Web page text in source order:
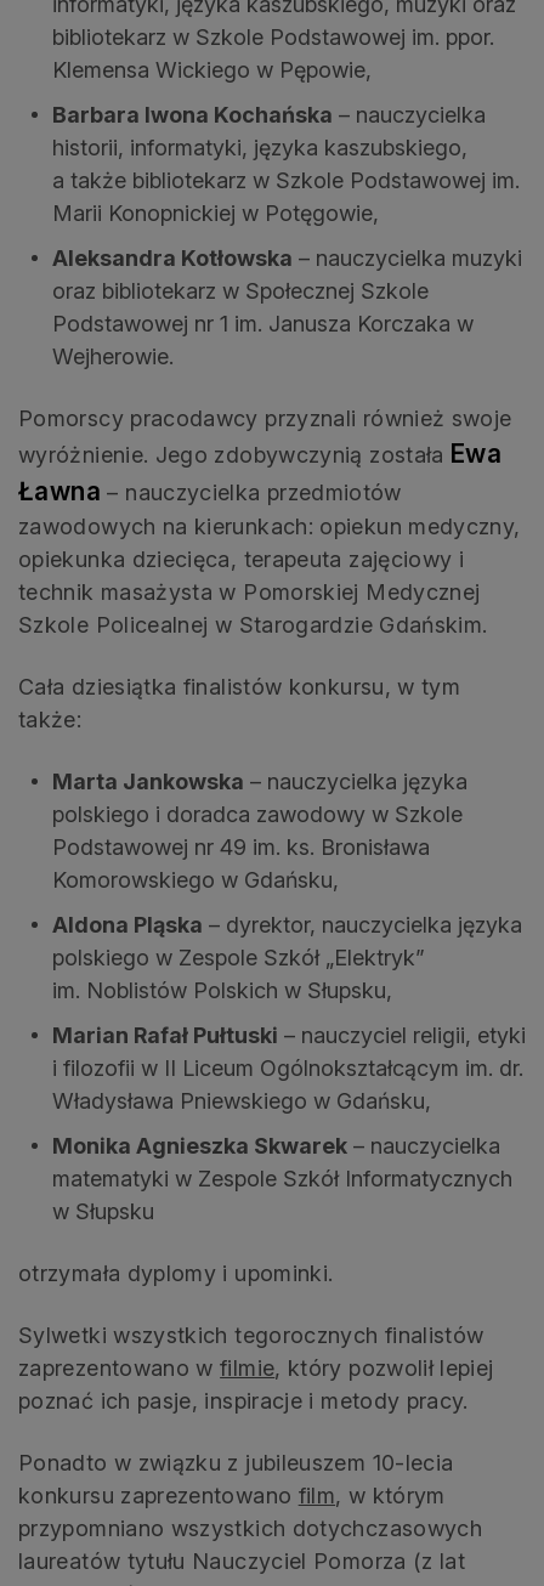
bibliotekarz w Szkole Podstawowej im. ppor.
Klemensa Wickiego w Pępowie,
Barbara Iwona Kochańska – nauczycielka
historii, informatyki, języka kaszubskiego,
a także bibliotekarz w Szkole Podstawowej im.
Marii Konopnickiej w Potęgowie,
Aleksandra Kotłowska – nauczycielka muzyki
oraz bibliotekarz w Społecznej Szkole
Podstawowej nr 1 im. Janusza Korczaka w
Wejherowie.
Pomorscy pracodawcy przyznali również swoje
wyróżnienie. Jego zdobywczynią została Ewa
Ławna – nauczycielka przedmiotów
zawodowych na kierunkach: opiekun medyczny,
opiekunka dziecięca, terapeuta zajęciowy i
technik masażysta w Pomorskiej Medycznej
Szkole Policealnej w Starogardzie Gdańskim.
Cała dziesiątka finalistów konkursu, w tym
także:
Marta Jankowska – nauczycielka języka
polskiego i doradca zawodowy w Szkole
Podstawowej nr 49 im. ks. Bronisława
Komorowskiego w Gdańsku,
Aldona Pląska – dyrektor, nauczycielka języka
polskiego w Zespole Szkół „Elektryk”
im. Noblistów Polskich w Słupsku,
Marian Rafał Pułtuski – nauczyciel religii, etyki
i filozofii w II Liceum Ogólnokształcącym im. dr.
Władysława Pniewskiego w Gdańsku,
Monika Agnieszka Skwarek – nauczycielka
matematyki w Zespole Szkół Informatycznych
w Słupsku
otrzymała dyplomy i upominki.
Sylwetki wszystkich tegorocznych finalistów
zaprezentowano wfilmie, który pozwolił lepiej
poznać ich pasje, inspiracje i metody pracy.
Ponadto w związku z jubileuszem 10-lecia
konkursu zaprezentowano film, w którym
przypomniano wszystkich dotychczasowych
laureatów tytułu Nauczyciel Pomorza (z lat